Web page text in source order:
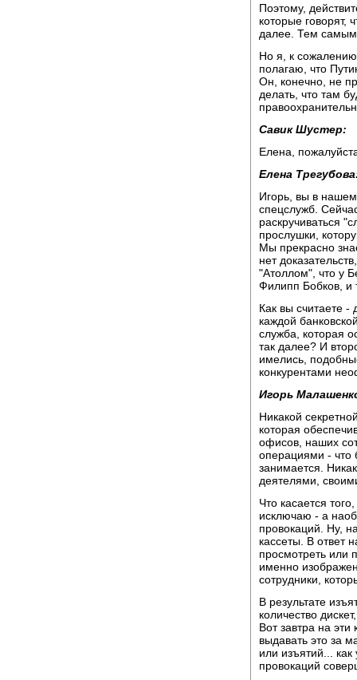
Поэтому,
которые говорят,
далее. Тем самым
Но я, к
полагаю, что
Он, конечно, не
делать, что там
Савик Шустер:
Елена,
Елена
Игорь, вы в нашем
спецслужб.
раскручиваться
прослушки,
Мы прекрасно
нет
"Атоллом", что у
Филипп Бобков, и
Как вы считаете -
каждой
служба, которая
так далее? И
имелись,
конкурентами
Игорь
Никакой
которая
офисов, наших
операциями - что
занимается.
деятелями,
Что касается
исключаю - а
провокаций. Ну,
кассеты. В ответ
просмотреть или
именно
сотрудники,
В результате
количество
Вот завтра на эти
выдавать это за
или изъятий...
провокаций